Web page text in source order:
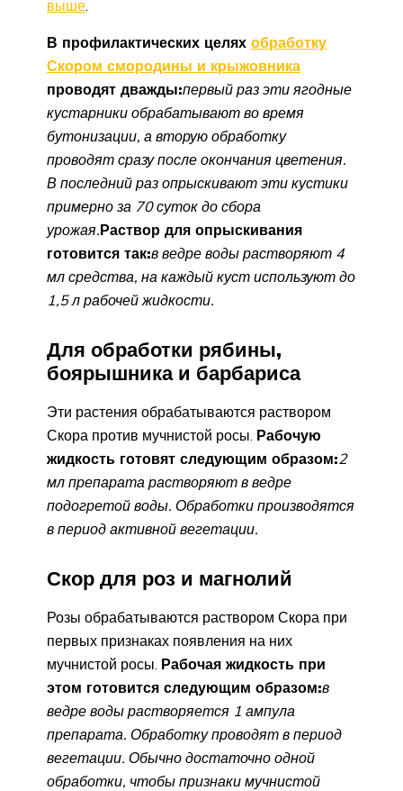
выше.
В профилактических целях обработку
Скором смородины и крыжовника
проводят дважды:первый раз эти ягодные
кустарники обрабатывают во время
бутонизации, а вторую обработку
проводят сразу после окончания цветения.
В последний раз опрыскивают эти кустики
примерно за 70 суток до сбора
урожая.Раствор для опрыскивания
готовится так:в ведре воды растворяют 4
мл средства, на каждый куст используют до
1,5 л рабочей жидкости.
Для обработки рябины,
боярышника и барбариса
Эти растения обрабатываются раствором
Скора против мучнистой росы. Рабочую
жидкость готовят следующим образом:2
мл препарата растворяют в ведре
подогретой воды. Обработки производятся
в период активной вегетации.
Скор для роз и магнолий
Розы обрабатываются раствором Скора при
первых признаках появления на них
мучнистой росы. Рабочая жидкость при
этом готовится следующим образом:в
ведре воды растворяется 1 ампула
препарата. Обработку проводят в период
вегетации. Обычно достаточно одной
обработки, чтобы признаки мучнистой